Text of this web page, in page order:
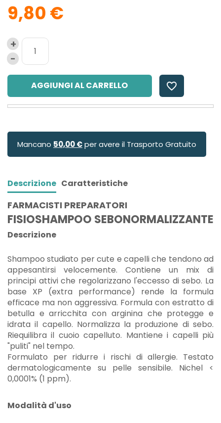
9,80 €
AGGIUNGI AL CARRELLO favorite_border
Mancano 50,00 €per avere il Trasporto Gratuito
Descrizione Caratteristiche
FARMACISTI PREPARATORI
FISIOSHAMPOO SEBONORMALIZZANTE
Descrizione
Shampoo studiato per cute e capelli che tendono ad
appesantirsi velocemente. Contiene un mix di
principi attivi che regolarizzano l'eccesso di sebo. La
base XP (extra performance) rende la formula
efficace ma non aggressiva. Formula con estratto di
betulla e arricchita con arginina che protegge e
idrata il capello. Normalizza la produzione di sebo.
Riequilibra il cuoio capelluto. Mantiene i capelli più
"puliti" nel tempo.
Formulato per ridurre i rischi di allergie. Testato
dermatologicamente su pelle sensibile. Nichel <
0,0001% (1 ppm).
Modalità d'uso